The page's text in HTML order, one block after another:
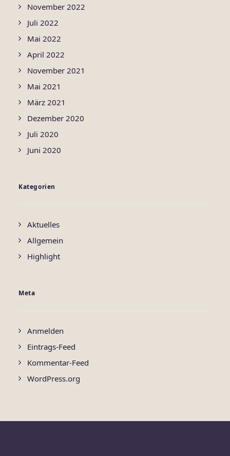
November 2022
Juli 2022
Mai 2022
April 2022
November 2021
Mai 2021
März 2021
Dezember 2020
Juli 2020
Juni 2020
Kategorien
Aktuelles
Allgemein
Highlight
Meta
Anmelden
Eintrags-Feed
Kommentar-Feed
WordPress.org